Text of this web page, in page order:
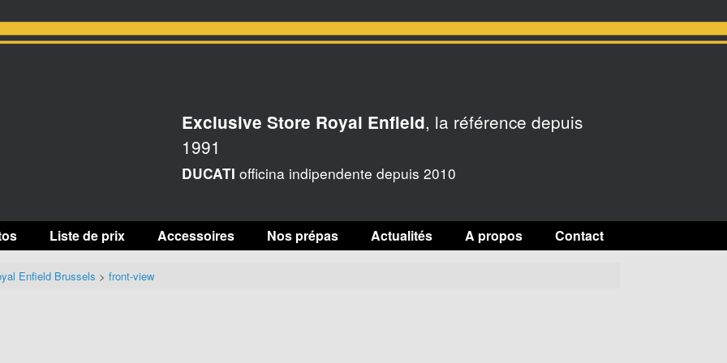
Exclusive Store Royal Enfield, la référence depuis
1991
DUCATI officina indipendente depuis 2010
Liste de prix Accessoires Nos prépas Actualités A propos Contact
Enfield Brussels > front-view